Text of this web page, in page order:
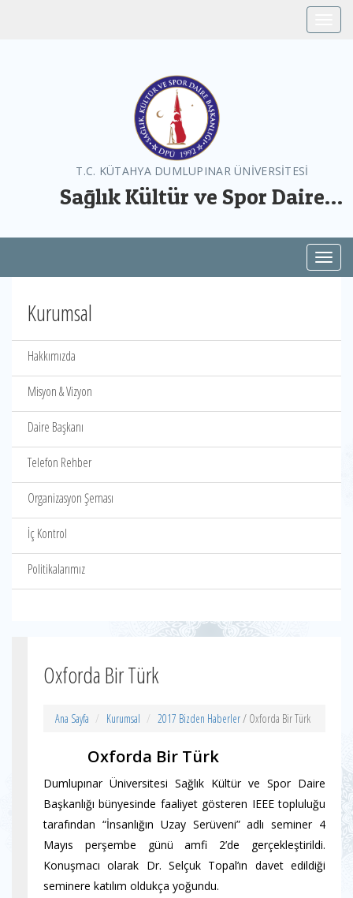
T.C. KÜTAHYA DUMLUPINAR ÜNİVERSİTESİ
Sağlık Kültür ve Spor Daire
Kurumsal
Hakkımızda
Misyon & Vizyon
Daire Başkanı
Telefon Rehber
Organizasyon Şeması
İç Kontrol
Politikalarımız
Oxforda Bir Türk
Ana Sayfa Kurumsal 2017 Bizden Haberler/ Oxforda Bir Türk
Oxforda Bir Türk
Dumlupınar Üniversitesi Sağlık Kültür ve Spor Daire
Başkanlığı bünyesinde faaliyet gösteren IEEE topluluğu
tarafından “İnsanlığın Uzay Serüveni” adlı seminer 4
Mayıs perşembe günü amfi 2’de gerçekleştirildi.
Konuşmacı olarak Dr. Selçuk Topal’ın davet edildiği
seminere katılım oldukça yoğundu.